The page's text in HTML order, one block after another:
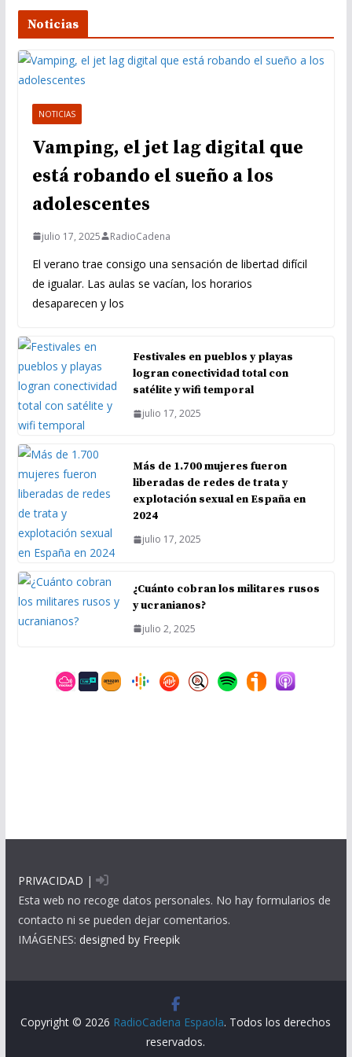
Noticias
NOTICIAS
Vamping, el jet lag digital que
está robando el sueño a los
adolescentes
julio 17, 2025 RadioCadena
El verano trae consigo una sensación de libertad difícil
de igualar. Las aulas se vacían, los horarios
desaparecen y los
Festivales en pueblos y playas
logran conectividad total con
satélite y wifi temporal
julio 17, 2025
Más de 1.700 mujeres fueron
liberadas de redes de trata y
explotación sexual en España en
2024
julio 17, 2025
¿Cuánto cobran los militares rusos
y ucranianos?
julio 2, 2025
PRIVACIDAD |
Esta web no recoge datos personales. No hay formularios de
contacto ni se pueden dejar comentarios.
IMÁGENES: designed by Freepik
Copyright © 2026 RadioCadena Espaola. Todos los derechos
reservados.